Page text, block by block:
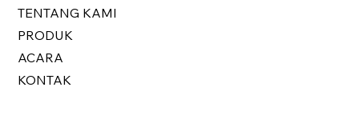
TENTANG KAMI
PRODUK
ACARA
KONTAK